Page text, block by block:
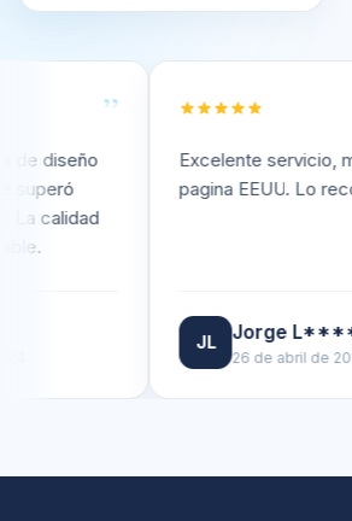
Excelente servicio, me
pagina EEUU. Lo
Jorge L****
26 de abril de 2024